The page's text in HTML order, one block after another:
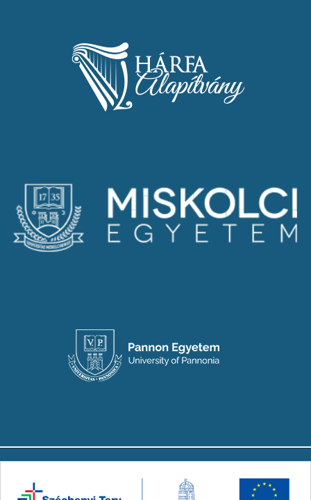
Innovációs Nemzeti Laboratórium (TINLAB)